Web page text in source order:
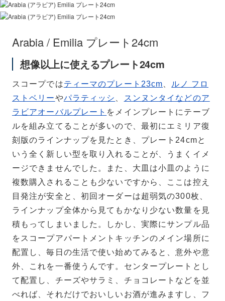
Teema
プレート 12cm
プレート 15cm
Teema
スクエアプレート12×12
Arabia / Emilia プレート24cm
想像以上に使えるプレート24cm
スコープではティーマのプレート23cm
ルノ フロ
ストベリーやパラティッシ
スンヌンタイなどのア
ラビアオーバルプレート をメインプレートにテーブ
ルを組み立てることが多いので、最初にエミリア復
刻版のラインナップを見たとき、プレート24cmと
いう全く新しい型を取り入れることが、うまくイメ
ージできませんでした。また、大皿は小皿のように
複数購入されることも少ないですから、ここは控え
目発注が安全と、初回オーダーは超弱気の300枚、
ラインナップ全体から見てもかなり少ない数量を見
積もってしまいました。しかし、実際にサンプル品
をスコープアパートメントキッチンのメイン場所に
配置し、毎日の生活で使い始めてみると、意外や意
外、これを一番使うんです。センタープレートとし
て配置し、チーズやサラミ、チョコレートなどを並
べれば、それだけでおいしいお酒が進みますし、フ